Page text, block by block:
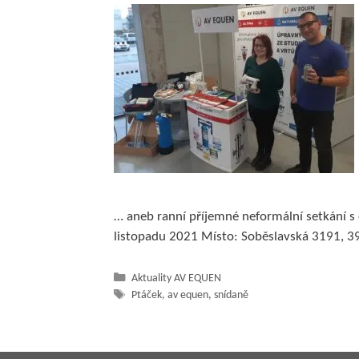
… aneb ranní příjemné neformální setkání s
listopadu 2021 Místo: Soběslavská 3191,
Rubriky
Aktuality AV EQUEN
Štítky
Ptáček, av equen, snídaně